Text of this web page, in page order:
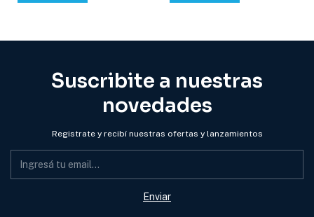
Suscribite a nuestras
novedades
Registrate y recibí nuestras ofertas y lanzamientos